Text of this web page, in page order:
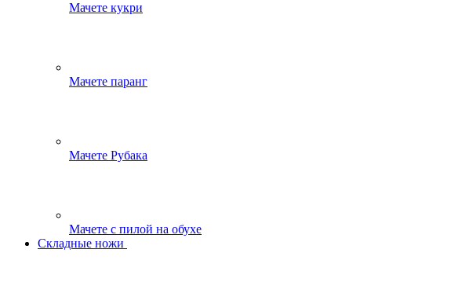
Мачете кукри
Мачете паранг
Мачете Рубака
Мачете с пилой на обухе
Складные ножи